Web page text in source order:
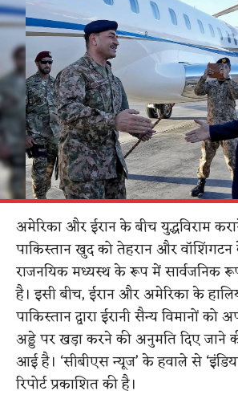
अमेरिका और ईरान के बीच युद्धविराम
पाकिस्तान खुद को तेहरान और
राजनयिक मध्यस्थ के रूप में सार्वजनिक
है। इसी बीच, ईरान और अमेरिका के
पाकिस्तान द्वारा ईरानी सैन्य विमानों
अड्डे पर खड़ा करने की अनुमति दिए जाने
आई है। ‘सीबीएस न्यूज’ के हवाले से
रिपोर्ट प्रकाशित की है।